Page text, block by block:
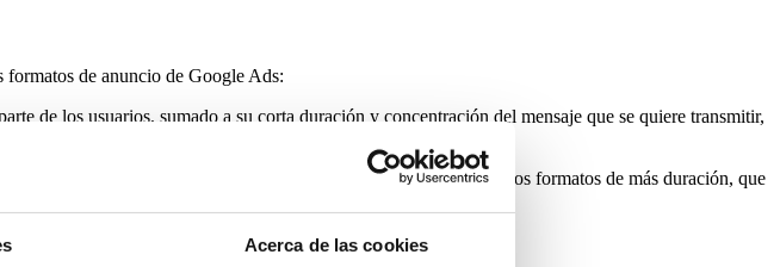
Acerca de las cookies
formatos de anuncio de Google Ads:
de los usuarios, sumado a su corta duración y concentración del mensaje que se quiere transmitir,
visualizar e interiorizar el mensaje es mayor en comparación con otros formatos de más duración, que